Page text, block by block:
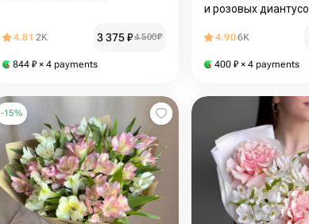
4.81 2K 3 375₽4 500₽
844 ₽ × 4 payments
и розовых
4.906K
400 ₽ × 4 payments
-15%